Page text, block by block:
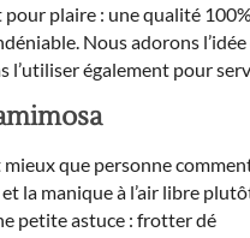
pour plaire : une qualité
Nous adorons
l’utiliser également pour
que personne
la manique à l’air libre
petite astuce : frotter dé